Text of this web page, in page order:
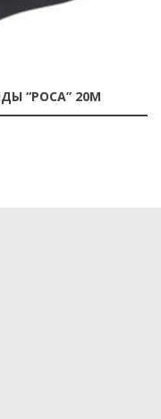
“РОСА” 20М